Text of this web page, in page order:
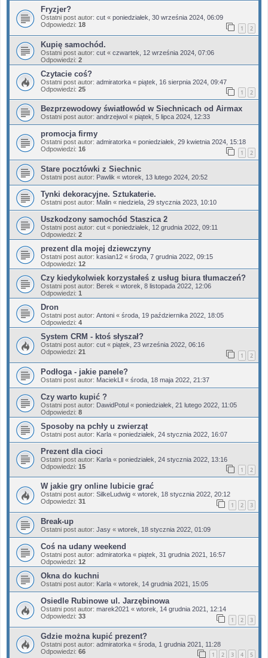
Fryzjer?
Ostatni post autor: cut « poniedziałek, 30 września 2024, 06:09
Odpowiedzi: 18 1 2
Kupię samochód.
Ostatni post autor: cut « czwartek, 12 września 2024, 07:06
Odpowiedzi: 2
Czytacie coś?
Ostatni post autor: admiratorka « piątek, 16 sierpnia 2024, 09:47
Odpowiedzi: 25 1 2
Bezprzewodowy światłowód w Siechnicach od Airmax
Ostatni post autor: andrzejwol « piątek, 5 lipca 2024, 12:33
promocja firmy
Ostatni post autor: admiratorka « poniedziałek, 29 kwietnia 2024, 15:18
Odpowiedzi: 16 1 2
Stare pocztówki z Siechnic
Ostatni post autor: Pawlik « wtorek, 13 lutego 2024, 20:52
Tynki dekoracyjne. Sztukaterie.
Ostatni post autor: Malin « niedziela, 29 stycznia 2023, 10:10
Uszkodzony samochód Staszica 2
Ostatni post autor: cut « poniedziałek, 12 grudnia 2022, 09:11
Odpowiedzi: 2
prezent dla mojej dziewczyny
Ostatni post autor: kasian12 « środa, 7 grudnia 2022, 09:15
Odpowiedzi: 12
Czy kiedykolwiek korzystałeś z usług biura tłumaczeń?
Ostatni post autor: Berek « wtorek, 8 listopada 2022, 12:06
Odpowiedzi: 1
Dron
Ostatni post autor: Antoni « środa, 19 października 2022, 18:05
Odpowiedzi: 4
System CRM - ktoś słyszał?
Ostatni post autor: cut « piątek, 23 września 2022, 06:16
Odpowiedzi: 21 1 2
Podłoga - jakie panele?
Ostatni post autor: MaciekLll « środa, 18 maja 2022, 21:37
Czy warto kupić ?
Ostatni post autor: DawidPotul « poniedziałek, 21 lutego 2022, 11:05
Odpowiedzi: 8
Sposoby na pchły u zwierząt
Ostatni post autor: Karla « poniedziałek, 24 stycznia 2022, 16:07
Prezent dla cioci
Ostatni post autor: Karla « poniedziałek, 24 stycznia 2022, 13:16
Odpowiedzi: 15 1 2
W jakie gry online lubicie grać
Ostatni post autor: SilkeLudwig « wtorek, 18 stycznia 2022, 20:12
Odpowiedzi: 31 1 2 3
Break-up
Ostatni post autor: Jasy « wtorek, 18 stycznia 2022, 01:09
Coś na udany weekend
Ostatni post autor: admiratorka « piątek, 31 grudnia 2021, 16:57
Odpowiedzi: 12
Okna do kuchni
Ostatni post autor: Karla « wtorek, 14 grudnia 2021, 15:05
Osiedle Rubinowe ul. Jarzębinowa
Ostatni post autor: marek2021 « wtorek, 14 grudnia 2021, 12:14
Odpowiedzi: 33 1 2 3
Gdzie można kupić prezent?
Ostatni post autor: admiratorka « środa, 1 grudnia 2021, 11:28
Odpowiedzi: 66 1 2 3 4 5